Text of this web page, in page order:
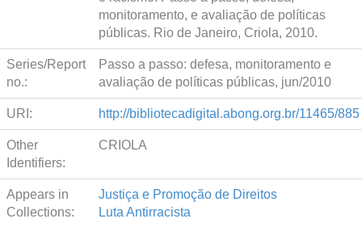
monitoramento, e avaliação de políticas
públicas. Rio de Janeiro, Criola, 2010.
Series/Report
no.:
Passo a passo: defesa, monitoramento e
avaliação de políticas públicas, jun/2010
URI: http://bibliotecadigital.abong.org.br/11465/885
Other
Identifiers:
CRIOLA
Appears in
Collections:
Justiça e Promoção de Direitos
Luta Antirracista